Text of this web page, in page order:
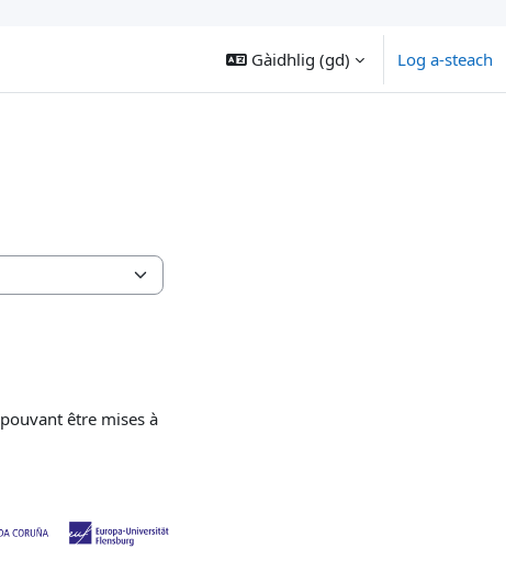
Gàidhlig ‎(gd)‎ Log a-steach
être mises à